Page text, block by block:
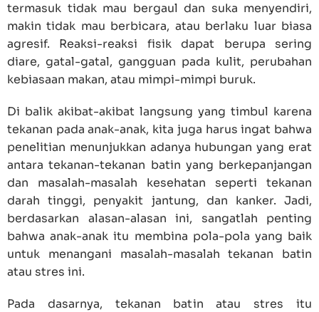
termasuk tidak mau bergaul dan suka menyendiri,
makin tidak mau berbicara, atau berlaku luar biasa
agresif. Reaksi-reaksi fisik dapat berupa sering
diare, gatal-gatal, gangguan pada kulit, perubahan
kebiasaan makan, atau mimpi-mimpi buruk.
Di balik akibat-akibat langsung yang timbul karena
tekanan pada anak-anak, kita juga harus ingat bahwa
penelitian menunjukkan adanya hubungan yang erat
antara tekanan-tekanan batin yang berkepanjangan
dan masalah-masalah kesehatan seperti tekanan
darah tinggi, penyakit jantung, dan kanker. Jadi,
berdasarkan alasan-alasan ini, sangatlah penting
bahwa anak-anak itu membina pola-pola yang baik
untuk menangani masalah-masalah tekanan batin
atau stres ini.
Pada dasarnya, tekanan batin atau stres itu